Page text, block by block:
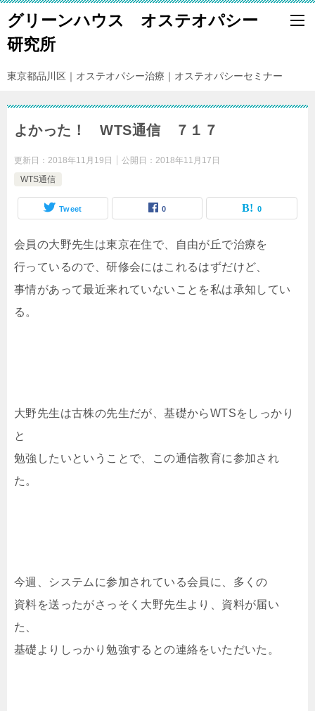
グリーンハウス オステオパシー
研究所
東京都品川区｜オステオパシー治療｜オステオパシーセミナー
よかった！ WTS通信 ７１７
更新日： 2018年11月19日 公開日： 2018年11月17日
WTS通信
Tweet 0 0
会員の大野先生は東京在住で、自由が丘で治療を
行っているので、研修会にはこれるはずだけど、
事情があって最近来れていないことを私は承知してい
る。
大野先生は古株の先生だが、基礎からWTSをしっかり
と
勉強したいということで、この通信教育に参加され
た。
今週、システムに参加されている会員に、多くの
資料を送ったがさっそく大野先生より、資料が届い
た、
基礎よりしっかり勉強するとの連絡をいただいた。